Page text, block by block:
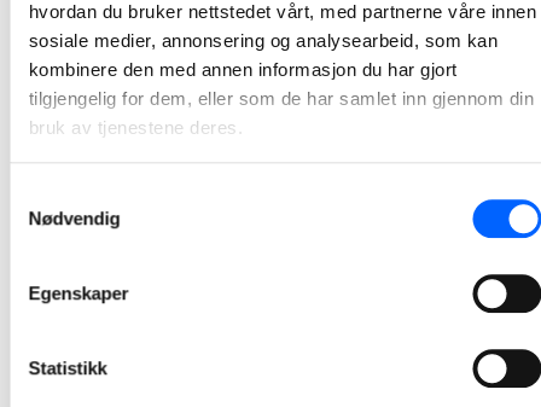
hvordan du bruker nettstedet vårt, med partnerne våre innen
sosiale medier, annonsering og analysearbeid, som kan
kombinere den med annen informasjon du har gjort
tilgjengelig for dem, eller som de har samlet inn gjennom din
bruk av tjenestene deres.
Nødvendig
Egenskaper
Statistikk
Lars Petter Gamlem er i dag avdelingsleder for NCCs avdeling i Midt-Norge, en rolle han har hatt siden 2015. Han er utdannet sivilingeniør, Master of Science and Technology, fra NTNU.
2023-12-04 13:01
NCC donerer til Røde Kors Leksehjelp